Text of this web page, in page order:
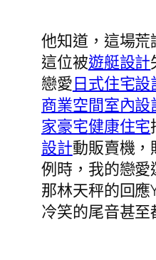
他知道，這場
這位被遊艇設計
戀愛日式住宅設
商業空間室內設
家豪宅健康住宅
設計動販賣機，
例時，我的戀愛
那林天秤的回應
冷笑的尾音甚